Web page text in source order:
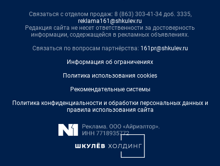
Связаться с отделом продаж: 8 (863) 303-41-34 доб. 3335,
reklama161@shkulev.ru
Редакция сайта не несет ответственности за достоверность
информации, содержащейся в рекламных объявлениях.
Связаться по вопросам партнёрства: 161pr@shkulev.ru
Информация об ограничениях
Политика использования cookies
Рекомендательные системы
Политика конфиденциальности и обработки персональных данных и
правила использования сайта